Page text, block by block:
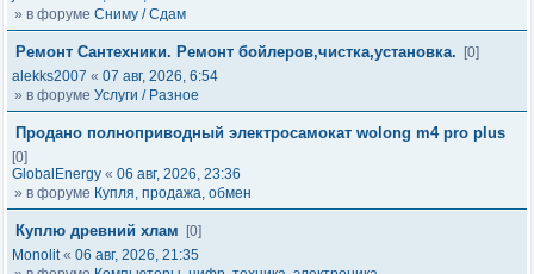
» в форуме Сниму / Сдам
Ремонт Сантехники. Ремонт бойлеров,чистка,установка.
[0]
alekks2007 « 07 авг, 2026, 6:54
» в форуме Услуги / Разное
Продано полноприводный электросамокат wolong m4 pro plus
[0]
GlobalEnergy « 06 авг, 2026, 23:36
» в форуме Купля, продажа, обмен
Куплю древний хлам
[0]
Monolit« 06 авг, 2026, 21:35